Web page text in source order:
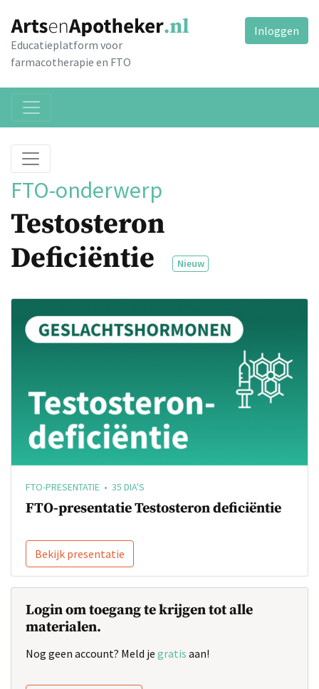
Educatieplatform voor
farmacotherapie en FTO
Inloggen
FTO-onderwerp
Testosteron
Deficiëntie
Nieuw
FTO-PRESENTATIE • 35 DIA'S
FTO-presentatie Testosteron deficiëntie
Bekijk presentatie
Login om toegang te krijgen tot alle
materialen.
Nog geen account? Meld je gratis aan!